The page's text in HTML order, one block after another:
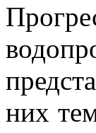
них